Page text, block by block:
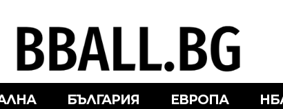
БЪЛГАРИЯ ЕВРОПА